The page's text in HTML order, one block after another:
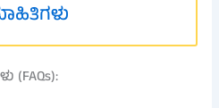
(FAQs):